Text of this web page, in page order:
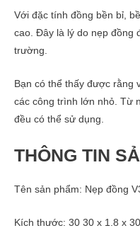
Với đặc tính đồng bền bỉ,
cao. Đây là lý do nẹp đồng
trường.
Bạn có thể thấy được rằng
các công trình lớn nhỏ. Từ
đều có thể sử dụng.
THÔNG TIN
Tên sản phẩm: Nẹp đồng
Kích thước: 30 30 x 1.8 x